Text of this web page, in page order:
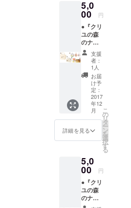
画像は
トップ
ページ
でご確
認くだ
さい。
それぞ
れお好
みのも
のを１
個づつ
お選び
頂けま
す。 ----
-----------
-----------
-----------
-----------
---- 各商
品の大
きな画
像は
トップ
さい。
コット
ン生地
ショル
ダー
バック
とハン
ドバッ
クの
2way仕
様。 ※
写真は
イメー
ジで絵
柄の大
きさや
位置は
多少異
す。 ③
缶バッ
ジ1個 ※
トップ
ページ
に掲載
5,0
00 円
●『クリ
ユの森
のナル
ビィ』
グッズ
【E】
セット
①手書
きお礼
状 ②
トート
バック
（S）
W30×H
20×D10
cm
コット
ン生地
※写真は
イメー
ジで絵
柄の大
支援
者：
1人
お届
け予
定：
2017
年12
月
詳細を見る
こ
の
リ
タ
ー
ン
を
選
択
す
る
5,0
00 円
●『クリ
ユの森
のナル
ビィ』